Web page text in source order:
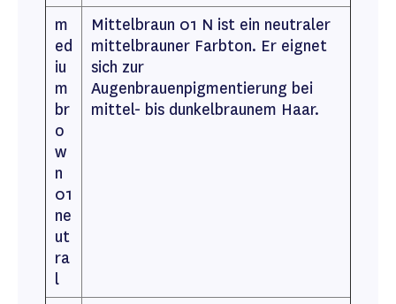
m
ed
iu
m
br
o
w
n
01
ne
ut
ra
l
Mittelbraun 01 N ist ein neutraler
mittelbrauner Farbton. Er eignet
sich zur
Augenbrauenpigmentierung bei
mittel- bis dunkelbraunem Haar.